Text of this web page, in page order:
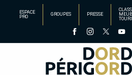
principal
ESPACE
PRO
GROUPES PRESSE